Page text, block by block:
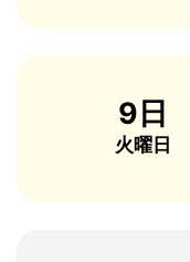
9日
火曜日